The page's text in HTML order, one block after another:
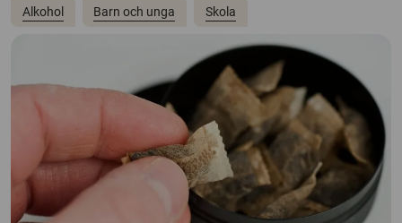
Alkohol Barn och unga Skola